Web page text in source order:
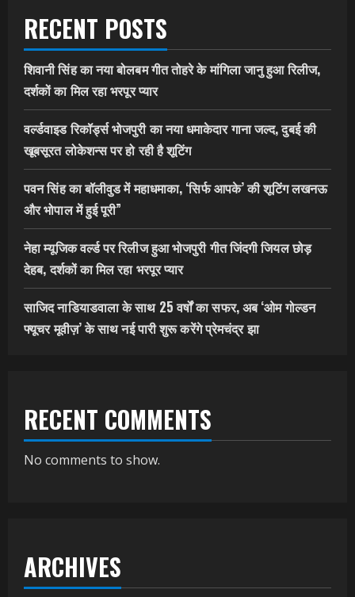
RECENT POSTS
शिवानी सिंह का नया बोलबम गीत तोहरे के मांगिला जानु हुआ रिलीज,
दर्शकों का मिल रहा भरपूर प्यार
वर्ल्डवाइड रिकॉर्ड्स भोजपुरी का नया धमाकेदार गाना जल्द, दुबई की
खूबसूरत लोकेशन्स पर हो रही है शूटिंग
पवन सिंह का बॉलीवुड में महाधमाका, ‘सिर्फ आपके’ की शूटिंग लखनऊ
और भोपाल में हुई पूरी”
नेहा म्यूजिक वर्ल्ड पर रिलीज हुआ भोजपुरी गीत जिंदगी जियल छोड़
देहब, दर्शकों का मिल रहा भरपूर प्यार
साजिद नाडियाडवाला के साथ 25 वर्षों का सफर, अब ‘ओम गोल्डन
फ्यूचर मूवीज़’ के साथ नई पारी शुरू करेंगे प्रेमचंद्र झा
RECENT COMMENTS
No comments to show.
ARCHIVES